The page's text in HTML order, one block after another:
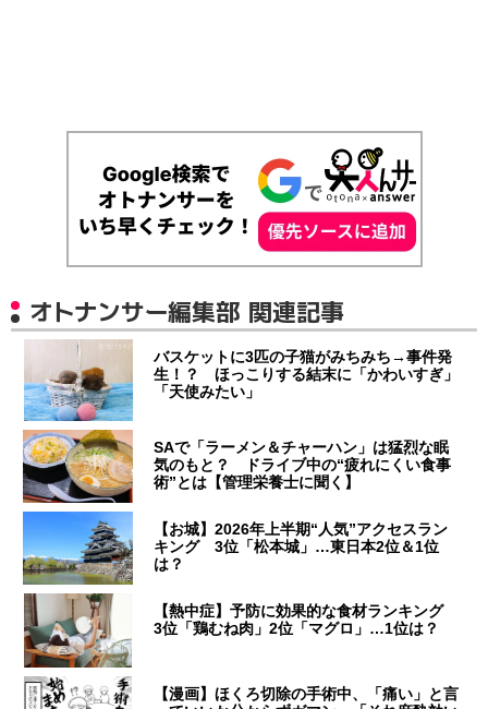
オトナンサー編集部 関連記事
バスケットに3匹の子猫がみちみち→事件発
生！？ ほっこりする結末に「かわいすぎ」
「天使みたい」
SAで「ラーメン＆チャーハン」は猛烈な眠
気のもと？ ドライブ中の“疲れにくい食事
術”とは【管理栄養士に聞く】
【お城】2026年上半期“人気”アクセスラン
キング 3位「松本城」…東日本2位＆1位
は？
【熱中症】予防に効果的な食材ランキング
3位「鶏むね肉」2位「マグロ」…1位は？
【漫画】ほくろ切除の手術中、「痛い」と言